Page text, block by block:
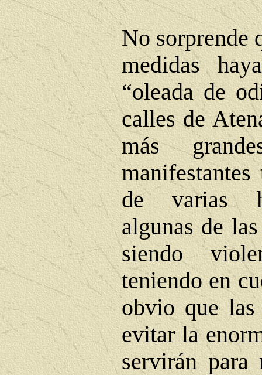
No sorprende
medidas
“oleada de
calles de
más
de varias
algunas de
siendo
teniendo en
obvio que las
evitar la
servirán para